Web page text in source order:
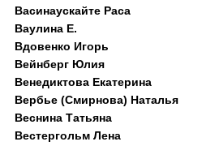
Васинаускайте Раса
Ваулина Е.
Вдовенко Игорь
Вейнберг Юлия
Венедиктова Екатерина
Вербье (Смирнова) Наталья
Веснина Татьяна
Вестергольм Лена